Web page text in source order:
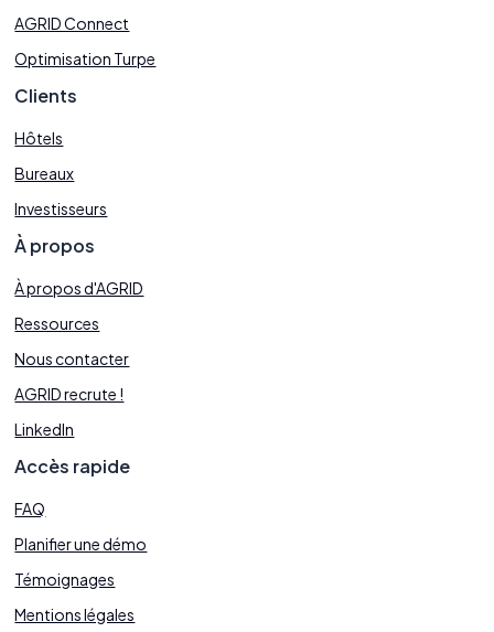
AGRID Connect
Optimisation Turpe
Clients
Hôtels
Bureaux
Investisseurs
À propos
À propos d'AGRID
Ressources
Nous contacter
AGRID recrute !
LinkedIn
Accès rapide
FAQ
Planifier une démo
Témoignages
Mentions légales